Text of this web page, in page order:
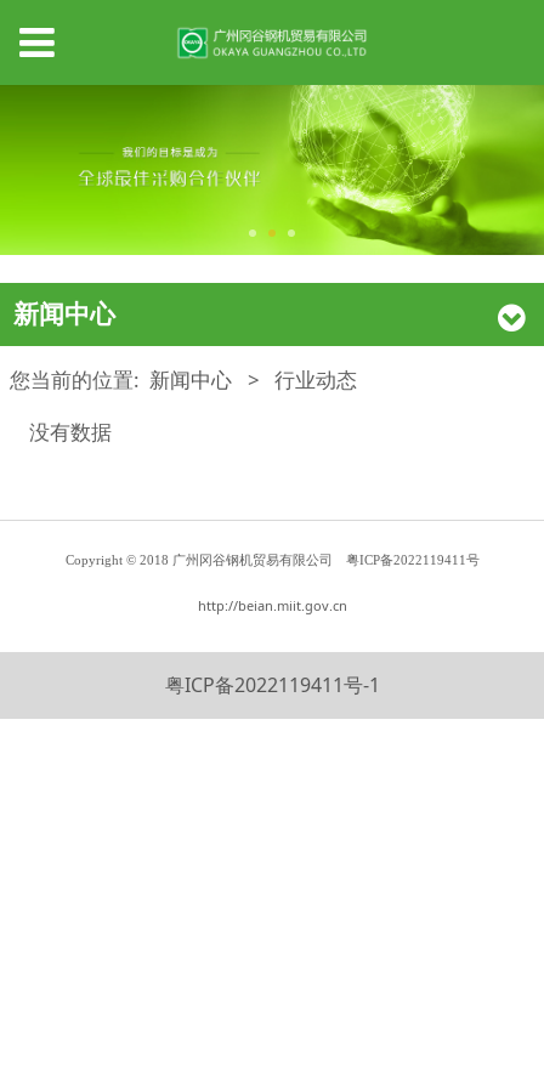
新闻中心
您当前的位置: 新闻中心 > 行业动态
没有数据
Copyright © 2018 广州冈谷钢机贸易有限公司 粤ICP备2022119411号
http://beian.miit.gov.cn
粤ICP备2022119411号-1